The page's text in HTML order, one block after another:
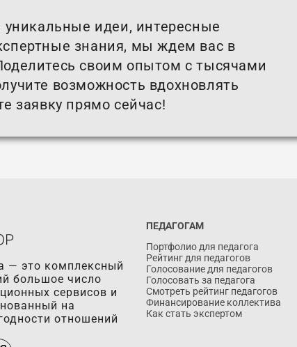
уникальные идеи, интересные
знания, мы ждем вас в
своим опытом с тысячами
возможность вдохновлять
заявку прямо сейчас!
— это комплексный
большое число
сервисов и
на
отношений
ПЕДАГОГАМ
Портфолио для педагога
Рейтинг для педагогов
Голосование для педагогов
Голосовать за педагога
Смотреть рейтинг педагогов
Финансирование коллектива
Как стать экспертом